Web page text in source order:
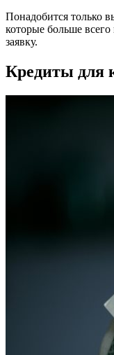
Понадобится только
которые больше
заявку.
Кредиты для